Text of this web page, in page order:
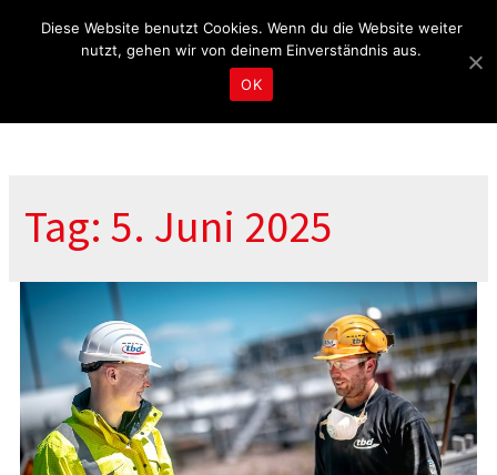
Tag: 5. Juni 2025
Diese Website benutzt Cookies. Wenn du die Website weiter
nutzt, gehen wir von deinem Einverständnis aus.
OK